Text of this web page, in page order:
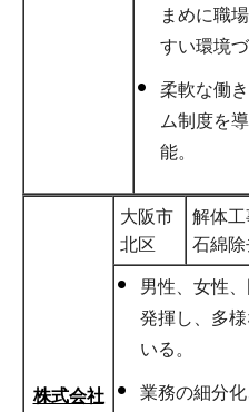
まめに職
すい環境
柔軟な働
ム制度を
能。
株式会社
大阪市
北区
解体工
石綿
男性、女性
発揮し、多
いる。
業務の細分